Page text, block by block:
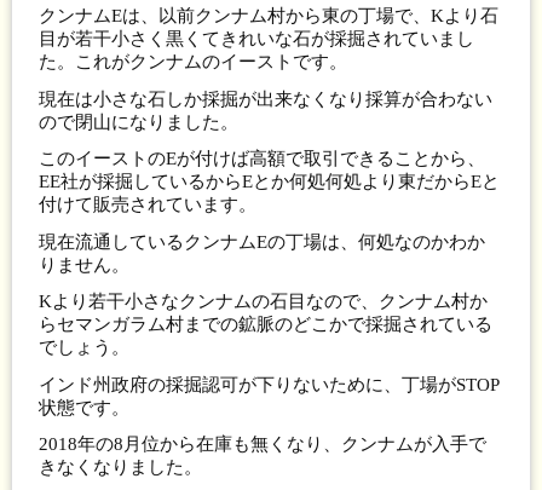
クンナムEは、以前クンナム村から東の丁場で、Kより石
目が若干小さく黒くてきれいな石が採掘されていまし
た。これがクンナムのイーストです。
現在は小さな石しか採掘が出来なくなり採算が合わない
ので閉山になりました。
このイーストのEが付けば高額で取引できることから、
EE社が採掘しているからEとか何処何処より東だからEと
付けて販売されています。
現在流通しているクンナムEの丁場は、何処なのかわか
りません。
Kより若干小さなクンナムの石目なので、クンナム村か
らセマンガラム村までの鉱脈のどこかで採掘されている
でしょう。
インド州政府の採掘認可が下りないために、丁場がSTOP
状態です。
2018年の8月位から在庫も無くなり、クンナムが入手で
きなくなりました。